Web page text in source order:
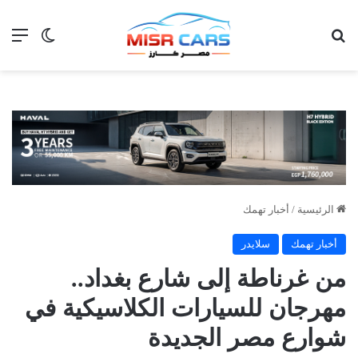
الوضع
الرئيسية / أخبار تهمك
أخبار تهمك سلايدر
من غرناطة إلى شارع بغداد..
مهرجان للسيارات الكلاسيكية في
شوارع مصر الجديدة